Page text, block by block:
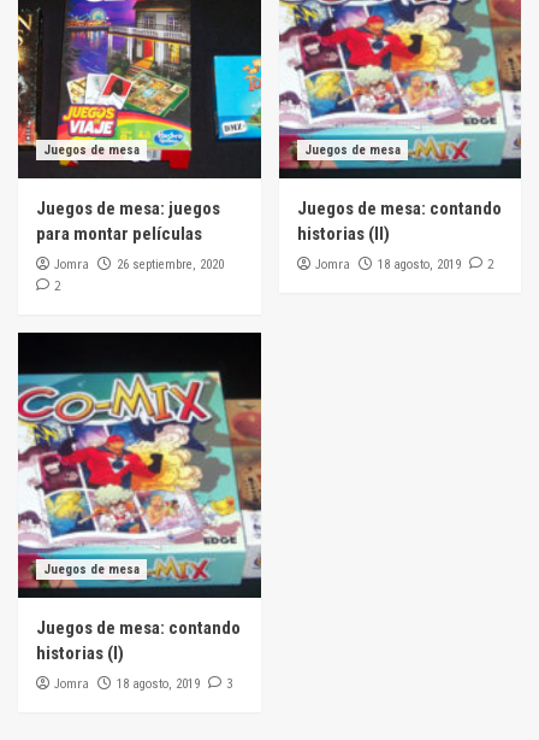
Juegos de mesa
Juegos de mesa: juegos
para montar películas
Jomra 26 septiembre, 2020
2
Juegos de mesa
Juegos de mesa: contando
historias (II)
Jomra 18 agosto, 2019 2
Juegos de mesa
Juegos de mesa: contando
historias (I)
Jomra 18 agosto, 2019 3